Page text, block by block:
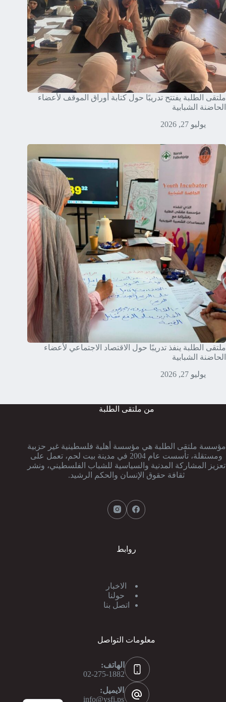
ملتقى الطلبة يفتتح تدريبًا حول كتابة أوراق الموقف لأعضاء
الحاضنة الشبابية
يوليو 27, 2026
ملتقى الطلبة ينفذ تدريبًا حول الاقتصاد الاجتماعي لأعضاء
الحاضنة الشبابية
يوليو 27, 2026
من ملتقى الطلبة
مؤسسة ملتقى الطلبة هي مؤسسة أهلية فلسطينية غير حزبية
ومستقلة، تأسست عام 2004 في مدينة بيت لحم، تعمل على
تعزيز المشاركة المدنية والسياسية للشباب الفلسطيني، ونشر
ثقافة حقوق الإنسان والحكم الرشيد.
روابط
الاخبار
حولنا
اتصل بنا
معلومات التواصل
الهاتف:
02-275-1882
الايميل:
info@ysfi.ps